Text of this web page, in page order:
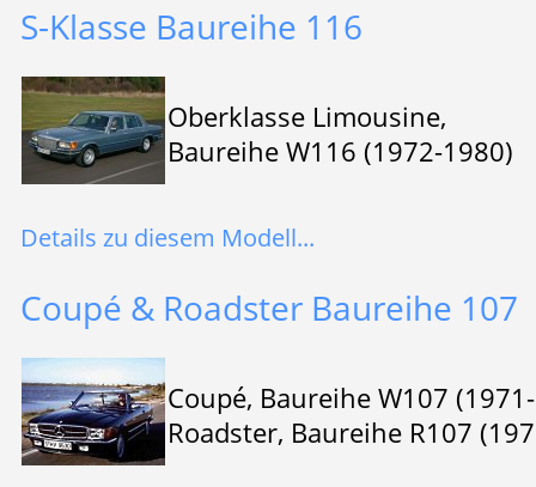
S-Klasse Baureihe 116
Oberklasse Limousine,
Baureihe W116 (1972-1980)
Details zu diesem Modell...
Coupé & Roadster Baureihe 107
Coupé, Baureihe W107
Roadster, Baureihe R107